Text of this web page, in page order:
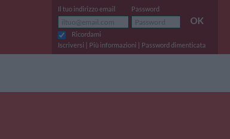
Il tuo indirizzo email Password
OK
Ricordami
Iscriversi | Più informazioni | Password dimenticata